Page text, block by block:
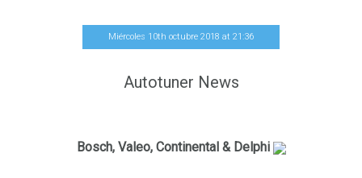
Miércoles 10th octubre 2018 at 21:36
Autotuner News
Bosch, Valeo, Continental & Delphi